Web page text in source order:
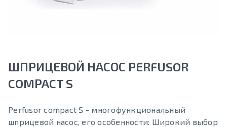
ШПРИЦЕВОЙ НАСОС PERFUSOR
COMPACT S
Perfusor compact S - многофункциональный
шприцевой насос, его особенности: Широкий выбор